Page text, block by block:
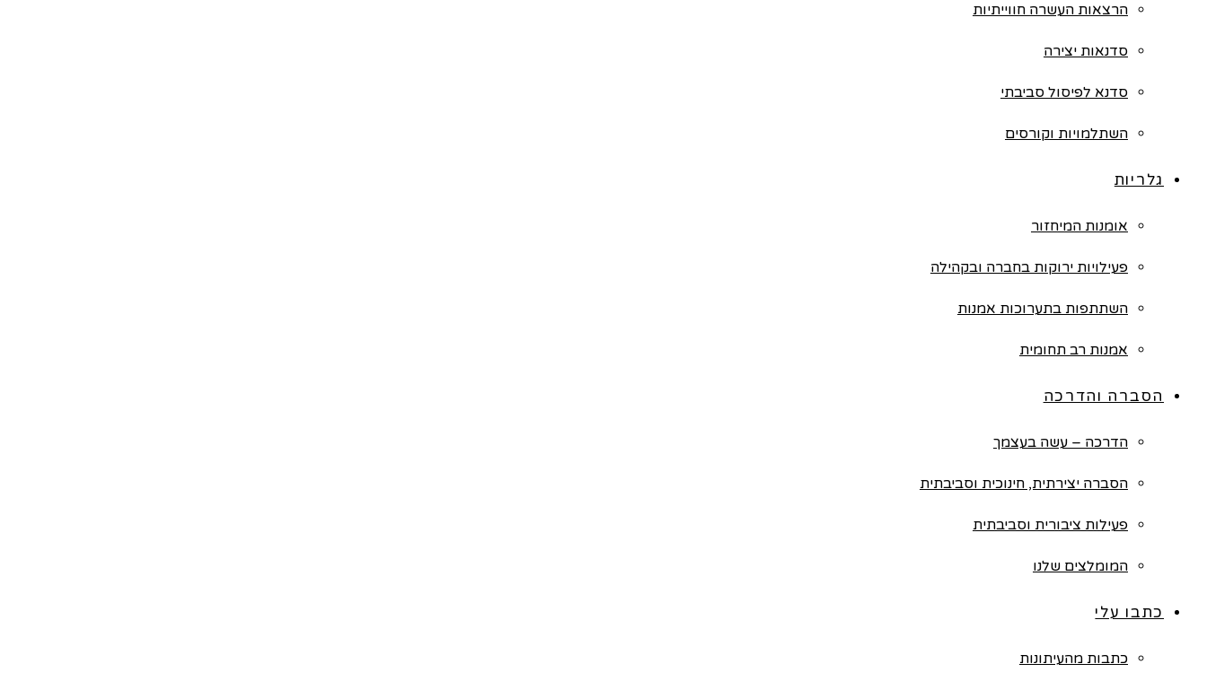
הרצאות העשרה חווייתיות
סדנאות יצירה
סדנא לפיסול סביבתי
השתלמויות וקורסים
גלריות
אומנות המיחזור
פעילויות ירוקות בחברה ובקהילה
השתתפות בתערוכות אמנות
אמנות רב תחומית
הסברה והדרכה
הדרכה – עשה בעצמך
הסברה יצירתית, חינוכית וסביבתית
פעילות ציבורית וסביבתית
המומלצים שלנו
כתבו עלי
כתבות מהעיתונות